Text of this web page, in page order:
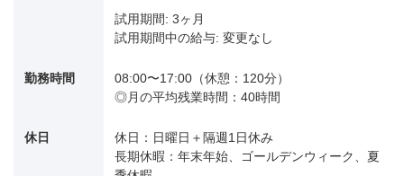
試用期間: 3ヶ月
試用期間中の給与: 変更なし
勤務時間
08:00〜17:00（休憩：120分）
◎月の平均残業時間：40時間
休日
休日：日曜日＋隔週1日休み
長期休暇：年末年始、ゴールデンウィーク、夏